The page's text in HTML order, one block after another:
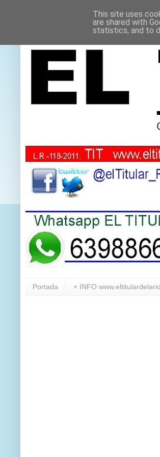
Portada + INFO
This site uses
are shared with
statistics, and to